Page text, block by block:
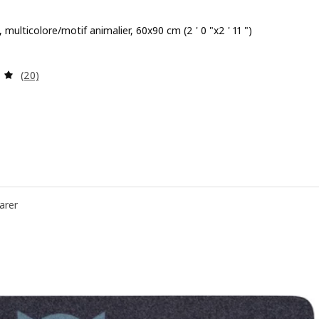
multicolore/motif animalier, 60x90 cm (2 ' 0 "x2 ' 11 ")
Examen: 4.9 sur des 5 Étoiles. Total des évaluations:
(20)